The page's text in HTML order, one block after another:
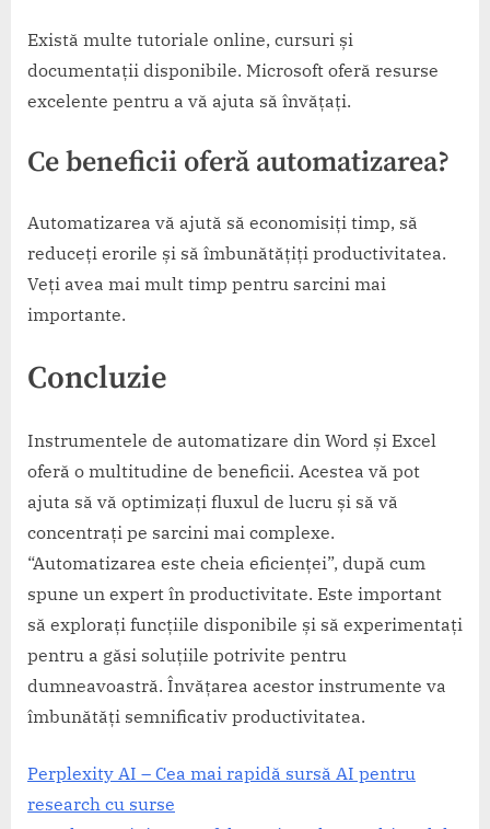
Există multe tutoriale online, cursuri și
documentații disponibile. Microsoft oferă resurse
excelente pentru a vă ajuta să învățați.
Ce beneficii oferă automatizarea?
Automatizarea vă ajută să economisiți timp, să
reduceți erorile și să îmbunătățiți productivitatea.
Veți avea mai mult timp pentru sarcini mai
importante.
Concluzie
Instrumentele de automatizare din Word și Excel
oferă o multitudine de beneficii. Acestea vă pot
ajuta să vă optimizați fluxul de lucru și să vă
concentrați pe sarcini mai complexe.
“Automatizarea este cheia eficienței”, după cum
spune un expert în productivitate. Este important
să explorați funcțiile disponibile și să experimentați
pentru a găsi soluțiile potrivite pentru
dumneavoastră. Învățarea acestor instrumente va
îmbunătăți semnificativ productivitatea.
Perplexity AI – Cea mai rapidă sursă AI pentru
research cu surse